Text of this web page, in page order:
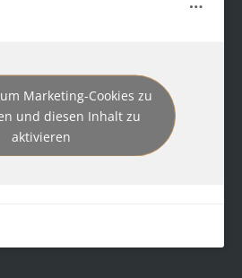
Marketing-Cookies zu
und diesen Inhalt zu
aktivieren